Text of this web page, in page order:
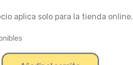
aplica solo para la tienda online.